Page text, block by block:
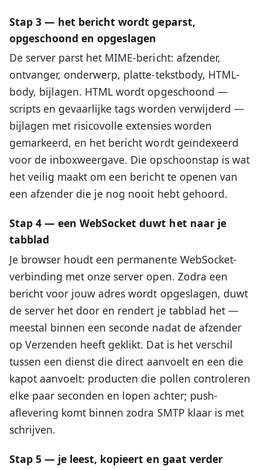
Stap 3 — het bericht wordt geparst,
opgeschoond en opgeslagen
De server parst het MIME-bericht: afzender,
ontvanger, onderwerp, platte-tekstbody, HTML-
body, bijlagen. HTML wordt opgeschoond —
scripts en gevaarlijke tags worden verwijderd —
bijlagen met risicovolle extensies worden
gemarkeerd, en het bericht wordt geïndexeerd
voor de inboxweergave. Die opschoonstap is wat
het veilig maakt om een bericht te openen van
een afzender die je nog nooit hebt gehoord.
Stap 4 — een WebSocket duwt het naar je
tabblad
Je browser houdt een permanente WebSocket-
verbinding met onze server open. Zodra een
bericht voor jouw adres wordt opgeslagen, duwt
de server het door en rendert je tabblad het —
meestal binnen een seconde nadat de afzender
op Verzenden heeft geklikt. Dat is het verschil
tussen een dienst die direct aanvoelt en een die
kapot aanvoelt: producten die pollen controleren
elke paar seconden en lopen achter; push-
aflevering komt binnen zodra SMTP klaar is met
schrijven.
Stap 5 — je leest, kopieert en gaat verder